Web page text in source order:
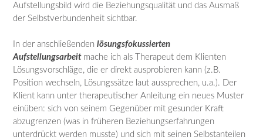
Aufstellungsbild wird die Beziehungsqualität und das Ausmaß
der Selbstverbundenheit sichtbar.
In der anschließenden lösungsfokussierten
Aufstellungsarbeit mache ich als Therapeut dem Klienten
Lösungsvorschläge, die er direkt ausprobieren kann (z.B.
Position wechseln, Lösungssätze laut aussprechen, u.a.). Der
Klient kann unter therapeutischer Anleitung ein neues Muster
einüben: sich von seinem Gegenüber mit gesunder Kraft
abzugrenzen (was in früheren Beziehungserfahrungen
unterdrückt werden musste) und sich mit seinen Selbstanteilen